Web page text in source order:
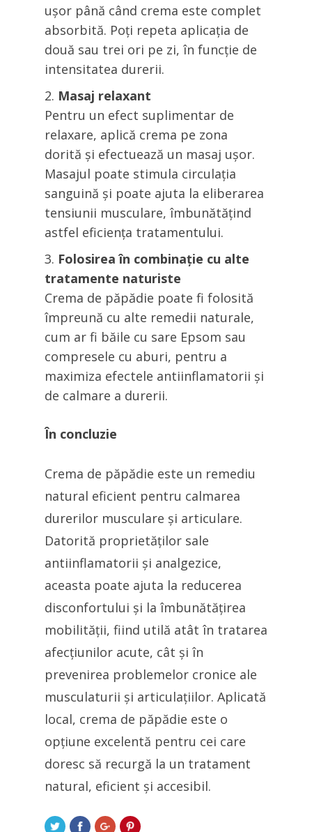
ușor până când crema este complet
absorbită. Poți repeta aplicația de
două sau trei ori pe zi, în funcție de
intensitatea durerii.
Masaj relaxant
Pentru un efect suplimentar de
relaxare, aplică crema pe zona
dorită și efectuează un masaj ușor.
Masajul poate stimula circulația
sanguină și poate ajuta la eliberarea
tensiunii musculare, îmbunătățind
astfel eficiența tratamentului.
Folosirea în combinație cu alte
tratamente naturiste
Crema de păpădie poate fi folosită
împreună cu alte remedii naturale,
cum ar fi băile cu sare Epsom sau
compresele cu aburi, pentru a
maximiza efectele antiinflamatorii și
de calmare a durerii.
În concluzie
Crema de păpădie este un remediu
natural eficient pentru calmarea
durerilor musculare și articulare.
Datorită proprietăților sale
antiinflamatorii și analgezice,
aceasta poate ajuta la reducerea
disconfortului și la îmbunătățirea
mobilității, fiind utilă atât în tratarea
afecțiunilor acute, cât și în
prevenirea problemelor cronice ale
musculaturii și articulațiilor. Aplicată
local, crema de păpădie este o
opțiune excelentă pentru cei care
doresc să recurgă la un tratament
natural, eficient și accesibil.